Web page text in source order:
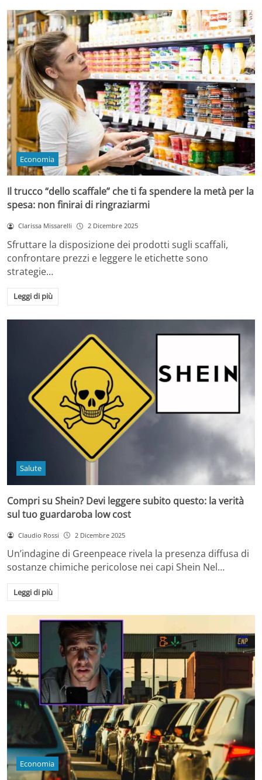
Economia
Il trucco “dello scaffale” che ti fa spendere la metà per la
spesa: non finirai di ringraziarmi
Clarissa Missarelli 2 Dicembre 2025
Sfruttare la disposizione dei prodotti sugli scaffali,
confrontare prezzi e leggere le etichette sono
strategie…
Leggi di più
Salute
Compri su Shein? Devi leggere subito questo: la verità
sul tuo guardaroba low cost
Claudio Rossi 2 Dicembre 2025
Un’indagine di Greenpeace rivela la presenza diffusa di
sostanze chimiche pericolose nei capi Shein Nel…
Leggi di più
Economia